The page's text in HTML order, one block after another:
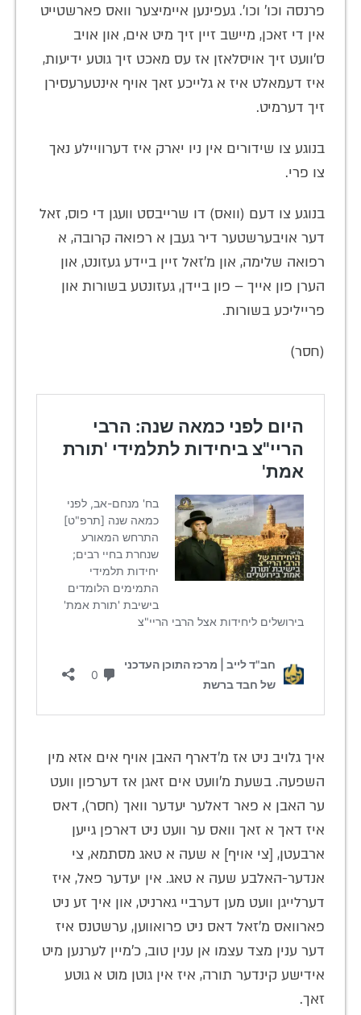
פרנסה וכו' וכו'. געפינען איימיצער וואס פארשטייט
אין די זאכן, מיישב זיין זיך מיט אים, און אויב
ס'וועט זיך אויסלאזן אז עס מאכט זיך גוטע ידיעות,
איז דעמאלט איז א גלייכע זאך אויף אינטערעסירן
זיך דערמיט.
בנוגע צו שידורים אין ניו יארק איז דערוויילע נאך
צו פרי.
בנוגע צו דעם (וואס) דו שרייבסט וועגן די פוס, זאל
דער אויבערשטער דיר געבן א רפואה קרובה, א
רפואה שלימה, און מ'זאל זיין ביידע געזונט, און
הערן פון אייך – פון ביידן, געזונטע בשורות און
פרייליכע בשורות.
(חסר)
איך גלויב ניט אז מ'דארף האבן אויף אים אזא מין
השפעה. בשעת מ'וועט אים זאגן אז דערפון וועט
ער האבן א פאר דאלער יעדער וואך (חסר), דאס
איז דאך א זאך וואס ער וועט ניט דארפן גייען
ארבעטן, [צי אויף] א שעה א טאג מסתמא, צי
אנדער-האלבע שעה א טאג. אין יעדער פאל, איז
דערלייגן וועט מען דערביי גארניט, און איך זע ניט
פארוואס מ'זאל דאס ניט פרואווען, ערשטנס איז
דער ענין מצד עצמו אן ענין טוב, כ'מיין לערנען מיט
אידישע קינדער תורה, איז אין גוטן מוט א גוטע
זאך.